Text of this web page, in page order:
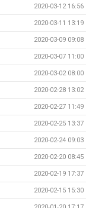
2020-03-12 16:56
2020-03-11 13:19
2020-03-09 09:08
2020-03-07 11:00
2020-03-02 08:00
2020-02-28 13:02
2020-02-27 11:49
2020-02-25 13:37
2020-02-24 09:03
2020-02-20 08:45
2020-02-19 17:37
2020-02-15 15:30